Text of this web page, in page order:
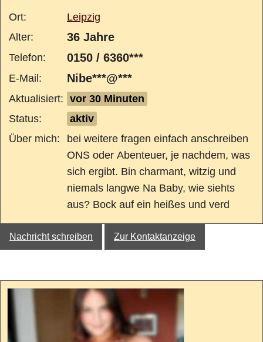
Ort:
Leipzig
Alter:
36 Jahre
Telefon: 0150 / 6360***
E-Mail: Nibe***@***
Aktualisiert: vor 30 Minuten
Status:
aktiv
Über mich:
bei weitere fragen einfach anschreiben
ONS oder Abenteuer, je nachdem, was
sich ergibt. Bin charmant, witzig und
niemals langwe Na Baby, wie siehts
aus? Bock auf ein heißes und verd
Nachricht schreiben Zur Kontaktanzeige